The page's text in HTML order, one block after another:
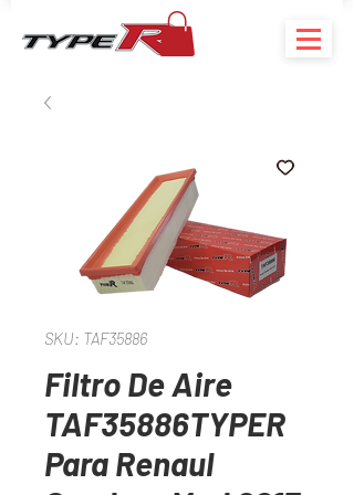
SKU: TAF35886
Filtro De Aire
TAF35886TYPER
Para Renaul